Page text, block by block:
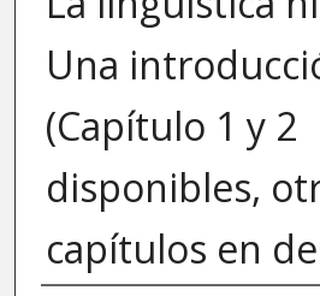
Una
(Capítulo 1 y 2
disponibles,
capítulos en